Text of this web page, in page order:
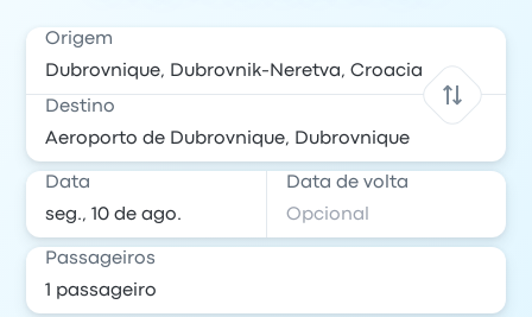
Origem
Destino
Data Data de volta
Passageiros